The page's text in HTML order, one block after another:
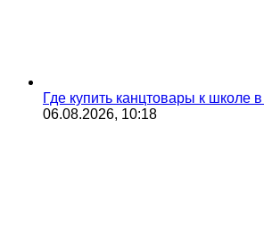
Где купить канцтовары к школе
06.08.2026, 10:18